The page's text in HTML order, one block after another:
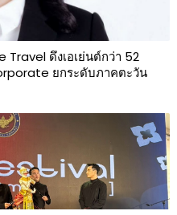
ดึงเอเย่นต์กว่า 52
ยกระดับภาคตะวัน